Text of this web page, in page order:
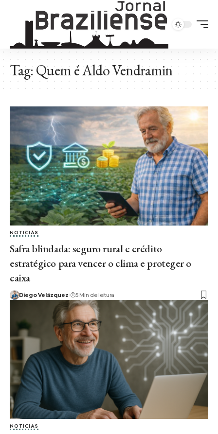
Tag:Quem é Aldo Vendramin
NOTICIAS
Safra blindada: seguro rural e crédito
estratégico para vencer o clima e proteger o
caixa
Diego Velázquez 5 Min de leitura
NOTICIAS